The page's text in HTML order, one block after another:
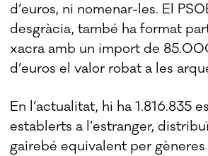
d’euros, ni nomenar-les. El
desgràcia, també ha format
xacra amb un import de
d’euros el valor robat a les
En l’actualitat, hi ha 1.816.835
establerts a l’estranger,
gairebé equivalent per gèneres